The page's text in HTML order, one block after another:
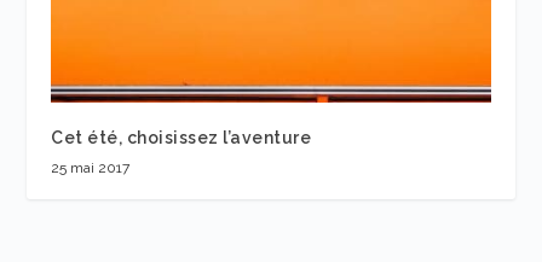
Cet été, choisissez l’aventure
25 mai 2017